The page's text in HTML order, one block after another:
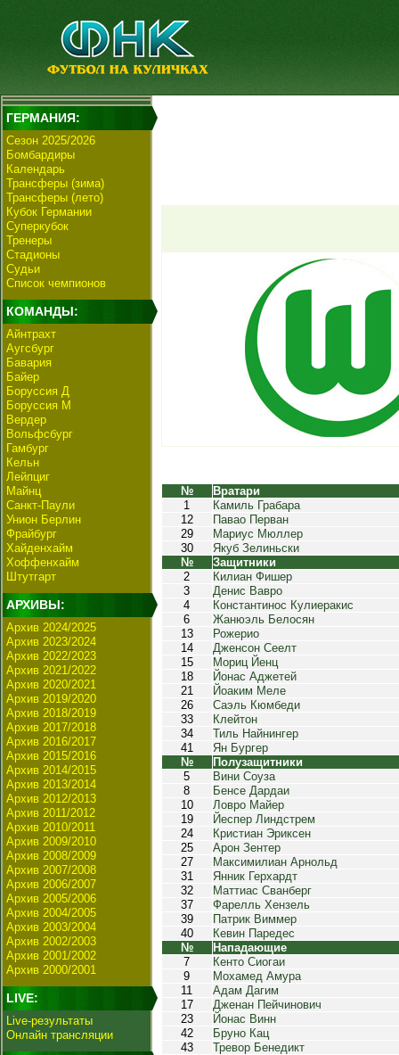
ГЕРМАНИЯ:
Сезон 2025/2026
Бомбардиры
Календарь
Трансферы (зима)
Трансферы (лето)
Кубок Германии
Суперкубок
Тренеры
Стадионы
Судьи
Список чемпионов
КОМАНДЫ:
Айнтрахт
Аугсбург
Бавария
Байер
Боруссия Д
Боруссия М
Вердер
Вольфсбург
Гамбург
Кельн
Лейпциг
Майнц
Санкт-Паули
Унион Берлин
Фрайбург
Хайденхайм
Хоффенхайм
Штутгарт
АРХИВЫ:
Архив 2024/2025
Архив 2023/2024
Архив 2022/2023
Архив 2021/2022
Архив 2020/2021
Архив 2019/2020
Архив 2018/2019
Архив 2017/2018
Архив 2016/2017
Архив 2015/2016
Архив 2014/2015
Архив 2013/2014
Архив 2012/2013
Архив 2011/2012
Архив 2010/2011
Архив 2009/2010
Архив 2008/2009
Архив 2007/2008
Архив 2006/2007
Архив 2005/2006
Архив 2004/2005
Архив 2003/2004
Архив 2002/2003
Архив 2001/2002
Архив 2000/2001
LIVE:
Live-результаты
Онлайн трансляции
№
Вратари
1
Камиль Грабара
12
Павао Перван
29
Мариус Мюллер
30
Якуб Зелиньски
№
Защитники
2
Килиан Фишер
3
Денис Вавро
4
Константинос Кулиеракис
6
Жанюэль Белосян
13
Рожерио
14
Дженсон Сеелт
15
Мориц Йенц
18
Йонас Аджетей
21
Йоаким Меле
26
Саэль Кюмбеди
33
Клейтон
34
Тиль Найнингер
41
Ян Бургер
№
Полузащитники
5
Вини Соуза
8
Бенсе Дардаи
10
Ловро Майер
19
Йеспер Линдстрем
24
Кристиан Эриксен
25
Арон Зентер
27
Максимилиан Арнольд
31
Янник Герхардт
32
Маттиас Сванберг
37
Фарелль Хензель
39
Патрик Виммер
40
Кевин Паредес
№
Нападающие
7
Кенто Сиогаи
9
Мохамед Амура
11
Адам Дагим
17
Дженан Пейчинович
23
Йонас Винн
42
Бруно Кац
43
Тревор Бенедикт